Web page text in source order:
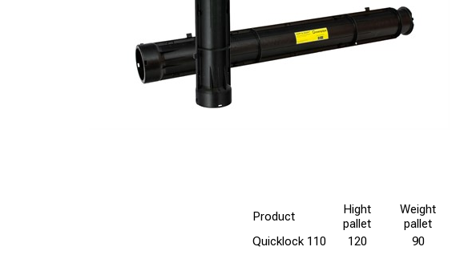
Product
Hight
pallet
Weight
pallet
Quicklock 110
120 90